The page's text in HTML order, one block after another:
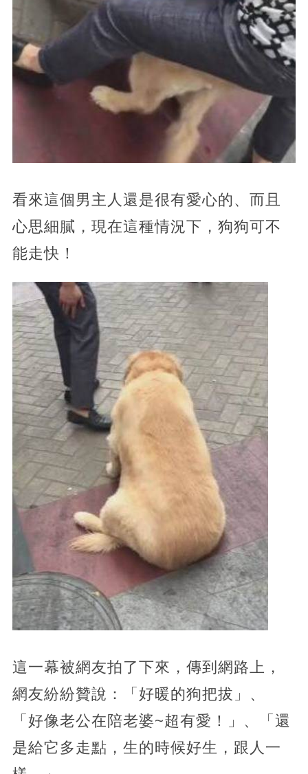
看來這個男主人還是很有愛心的、而且
心思細膩，現在這種情況下，狗狗可不
能走快！
這一幕被網友拍了下來，傳到網路上，
網友紛紛贊說：「好暖的狗把拔」、
「好像老公在陪老婆~超有愛！」、「還
是給它多走點，生的時候好生，跟人一